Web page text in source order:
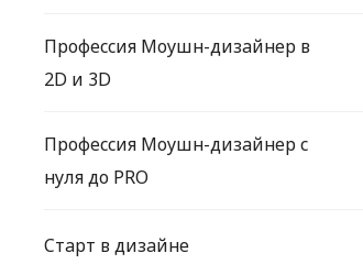
Профессия Моушн-дизайнер в
2D и 3D
Профессия Моушн-дизайнер c
нуля до PRO
Старт в дизайне